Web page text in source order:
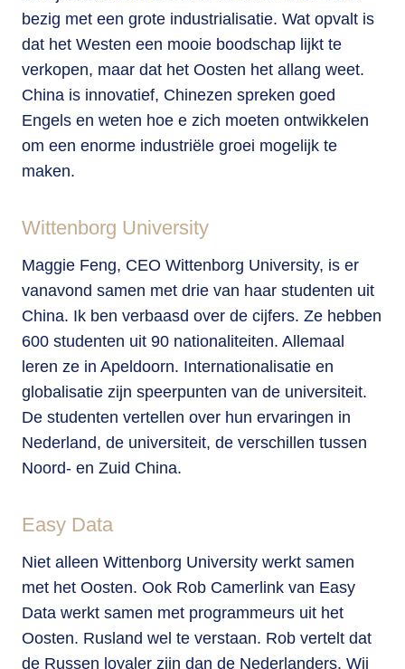
bezig met een grote industrialisatie. Wat opvalt is
dat het Westen een mooie boodschap lijkt te
verkopen, maar dat het Oosten het allang weet.
China is innovatief, Chinezen spreken goed
Engels en weten hoe e zich moeten ontwikkelen
om een enorme industriële groei mogelijk te
maken.
Wittenborg University
Maggie Feng, CEO Wittenborg University, is er
vanavond samen met drie van haar studenten uit
China. Ik ben verbaasd over de cijfers. Ze hebben
600 studenten uit 90 nationaliteiten. Allemaal
leren ze in Apeldoorn. Internationalisatie en
globalisatie zijn speerpunten van de universiteit.
De studenten vertellen over hun ervaringen in
Nederland, de universiteit, de verschillen tussen
Noord- en Zuid China.
Easy Data
Niet alleen Wittenborg University werkt samen
met het Oosten. Ook Rob Camerlink van Easy
Data werkt samen met programmeurs uit het
Oosten. Rusland wel te verstaan. Rob vertelt dat
de Russen loyaler zijn dan de Nederlanders. Wij